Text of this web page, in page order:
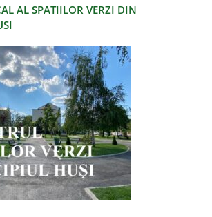
AL SPATIILOR VERZI DIN